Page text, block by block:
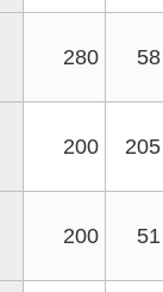
280 58
200 205
200 51